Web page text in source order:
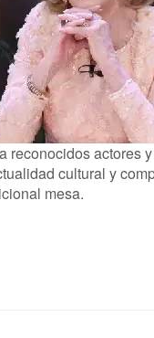
reconocidos actores
cultural y
mesa.